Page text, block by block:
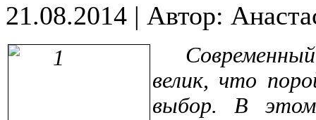
21.08.2014 | Автор:
велик, что
выбор. В этом